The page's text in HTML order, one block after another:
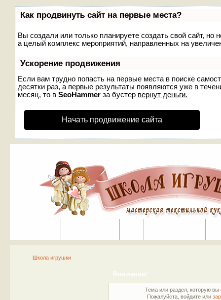
Как продвинуть сайт на первые места?
Вы создали или только планируете создать свой сайт, но
а целый комплекс мероприятий, направленных на
Ускорение продвижения
Если вам трудно попасть на первые места в поиске
десятки раз, а первые результаты появляются уже в
месяц, то в SeoHammerза бустер вернут деньги.
Начать продвижение сайта
Школа игрушки
Внимание!
Тема или раздел, которую вы
Пожалуйста, войдите или